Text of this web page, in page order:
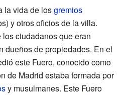
la vida de losgremios
y otros oficios de la villa.
ciudadanos que eran
dueños de propiedades. En el
este Fuero, conocido como
de Madrid estaba formada por
y musulmanes. Este Fuero